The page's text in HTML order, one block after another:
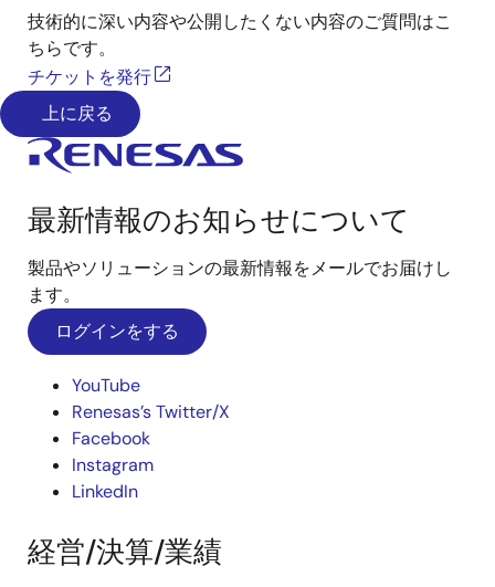
技術的に深い内容や公開したくない内容のご質問はこ
ちらです。
チケットを発行
上に戻る
最新情報のお知らせについて
製品やソリューションの最新情報をメールでお届けし
ます。
ログインをする
YouTube
Renesas’s Twitter/X
Facebook
Instagram
LinkedIn
経営/決算/業績